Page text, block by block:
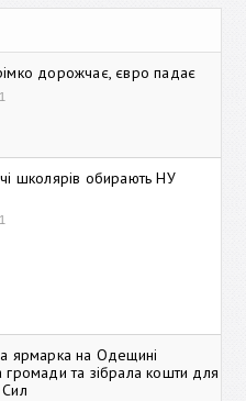
дорожчає, євро падає
школярів обирають НУ
ярмарка на Одещині
громади та зібрала кошти для